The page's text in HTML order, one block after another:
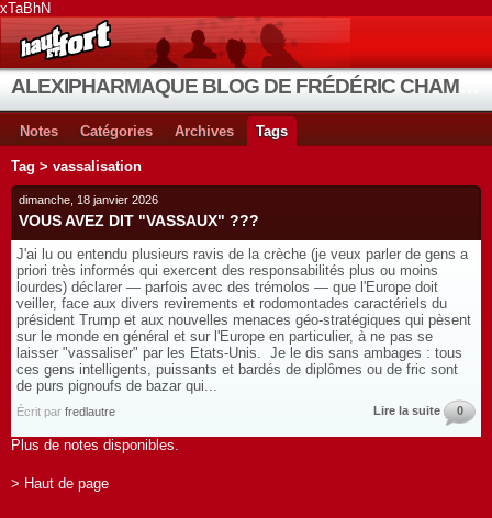
xTaBhN
Notes Catégories Archives Tags
Tag > vassalisation
dimanche, 18 janvier 2026
VOUS AVEZ DIT "VASSAUX" ???
J'ai lu ou entendu plusieurs ravis de la crèche (je veux parler de gens a
priori très informés qui exercent des responsabilités plus ou moins
lourdes) déclarer — parfois avec des trémolos — que l'Europe doit
veiller, face aux divers revirements et rodomontades caractériels du
président Trump et aux nouvelles menaces géo-stratégiques qui pèsent
sur le monde en général et sur l'Europe en particulier, à ne pas se
laisser "vassaliser" par les Etats-Unis. Je le dis sans ambages : tous
ces gens intelligents, puissants et bardés de diplômes ou de fric sont
de purs pignoufs de bazar qui...
Écrit par fredlautre Lire la suite 0
Plus de notes disponibles.
> Haut de page